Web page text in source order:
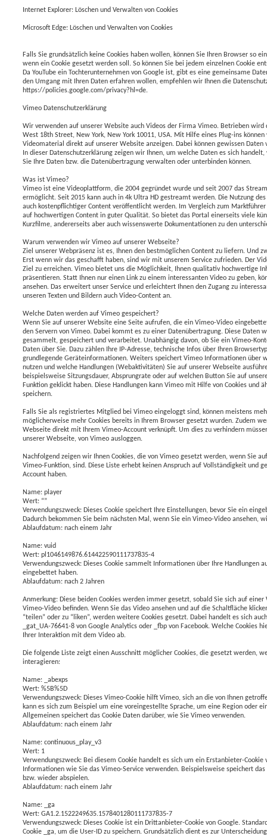
Internet Explorer: Löschen und Verwalten von Cookies
Microsoft Edge: Löschen und Verwalten von Cookies
Falls Sie grundsätzlich keine Cookies haben wollen, können Sie Ihren Browser so
wenn ein Cookie gesetzt werden soll. So können Sie bei jedem einzelnen Cookie
Da YouTube ein Tochterunternehmen von Google ist, gibt es eine gemeinsame
den Umgang mit Ihren Daten erfahren wollen, empfehlen wir Ihnen die
https://policies.google.com/privacy?hl=de.
Vimeo Datenschutzerklärung
Wir verwenden auf unserer Website auch Videos der Firma Vimeo. Betrieben wird
West 18th Street, New York, New York 10011, USA. Mit Hilfe eines Plug-ins
Videomaterial direkt auf unserer Website anzeigen. Dabei können gewissen
In dieser Datenschutzerklärung zeigen wir Ihnen, um welche Daten es sich
Sie Ihre Daten bzw. die Datenübertragung verwalten oder unterbinden können.
Was ist Vimeo?
Vimeo ist eine Videoplattform, die 2004 gegründet wurde und seit 2007 das
ermöglicht. Seit 2015 kann auch in 4k Ultra HD gestreamt werden. Die Nutzung
auch kostenpflichtiger Content veröffentlicht werden. Im Vergleich zum
auf hochwertigen Content in guter Qualität. So bietet das Portal einerseits viele
Kurzfilme, andererseits aber auch wissenswerte Dokumentationen zu den
Warum verwenden wir Vimeo auf unserer Webseite?
Ziel unserer Webpräsenz ist es, Ihnen den bestmöglichen Content zu liefern. Und
Erst wenn wir das geschafft haben, sind wir mit unserem Service zufrieden. Der
Ziel zu erreichen. Vimeo bietet uns die Möglichkeit, Ihnen qualitativ hochwertige
präsentieren. Statt Ihnen nur einen Link zu einem interessanten Video zu geben,
ansehen. Das erweitert unser Service und erleichtert Ihnen den Zugang zu
unseren Texten und Bildern auch Video-Content an.
Welche Daten werden auf Vimeo gespeichert?
Wenn Sie auf unserer Website eine Seite aufrufen, die ein Vimeo-Video
den Servern von Vimeo. Dabei kommt es zu einer Datenübertragung. Diese Daten
gesammelt, gespeichert und verarbeitet. Unabhängig davon, ob Sie ein Vimeo-
Daten über Sie. Dazu zählen Ihre IP-Adresse, technische Infos über Ihren
grundlegende Geräteinformationen. Weiters speichert Vimeo Informationen über
nutzen und welche Handlungen (Webaktivitäten) Sie auf unserer Webseite
beispielsweise Sitzungsdauer, Absprungrate oder auf welchen Button Sie auf
Funktion geklickt haben. Diese Handlungen kann Vimeo mit Hilfe von Cookies und
speichern.
Falls Sie als registriertes Mitglied bei Vimeo eingeloggt sind, können meistens
möglicherweise mehr Cookies bereits in Ihrem Browser gesetzt wurden. Zudem
Webseite direkt mit Ihrem Vimeo-Account verknüpft. Um dies zu verhindern
unserer Webseite, von Vimeo ausloggen.
Nachfolgend zeigen wir Ihnen Cookies, die von Vimeo gesetzt werden, wenn Sie
Vimeo-Funktion, sind. Diese Liste erhebt keinen Anspruch auf Vollständigkeit und
Account haben.
Name: player
Wert: “”
Verwendungszweck: Dieses Cookie speichert Ihre Einstellungen, bevor Sie ein
Dadurch bekommen Sie beim nächsten Mal, wenn Sie ein Vimeo-Video ansehen,
Ablaufdatum: nach einem Jahr
Name: vuid
Wert: pl1046149876.614422590111737835-4
Verwendungszweck: Dieses Cookie sammelt Informationen über Ihre Handlungen
eingebettet haben.
Ablaufdatum: nach 2 Jahren
Anmerkung: Diese beiden Cookies werden immer gesetzt, sobald Sie sich auf
Vimeo-Video befinden. Wenn Sie das Video ansehen und auf die Schaltfläche
“teilen” oder zu “liken”, werden weitere Cookies gesetzt. Dabei handelt es sich
_gat_UA-76641-8 von Google Analytics oder _fbp von Facebook. Welche Cookies
Ihrer Interaktion mit dem Video ab.
Die folgende Liste zeigt einen Ausschnitt möglicher Cookies, die gesetzt werden,
interagieren:
Name: _abexps
Wert: %5B%5D
Verwendungszweck: Dieses Vimeo-Cookie hilft Vimeo, sich an die von Ihnen
kann es sich zum Beispiel um eine voreingestellte Sprache, um eine Region oder
Allgemeinen speichert das Cookie Daten darüber, wie Sie Vimeo verwenden.
Ablaufdatum: nach einem Jahr
Name: continuous_play_v3
Wert: 1
Verwendungszweck: Bei diesem Cookie handelt es sich um ein Erstanbieter-Cookie
Informationen wie Sie das Vimeo-Service verwenden. Beispielsweise speichert
bzw. wieder abspielen.
Ablaufdatum: nach einem Jahr
Name: _ga
Wert: GA1.2.1522249635.1578401280111737835-7
Verwendungszweck: Dieses Cookie ist ein Drittanbieter-Cookie von Google.
Cookie _ga, um die User-ID zu speichern. Grundsätzlich dient es zur